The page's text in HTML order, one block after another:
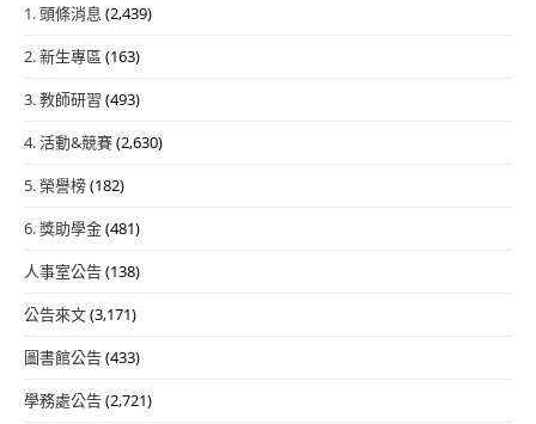
1. 頭條消息 (2,439)
2. 新生專區 (163)
3. 教師研習 (493)
4. 活動&競賽(2,630)
5. 榮譽榜(182)
6. 獎助學金(481)
人事室公告(138)
公告來文(3,171)
圖書館公告(433)
學務處公告(2,721)